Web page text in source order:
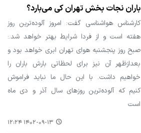
باران نجات بخش تهران کی می‌بارد؟
کارشناس هواشناسی گفت: امروز آلوده‌ترین روز
هفته است و از فردا شرایط بهتر خواهد شد.:
صبح روز پنجشنبه هوای تهران ابری خواهد بود و
بعدازظهر آن نیز برای لحظاتی بارش باران را
خواهیم داشت. با این حال ما نباید فراموش
کنیم که آلوده‌ترین روزهای سال آذر و دی ماه
است
۱۴۰۲-۰۹-۱۳ ۱۲:۲۴